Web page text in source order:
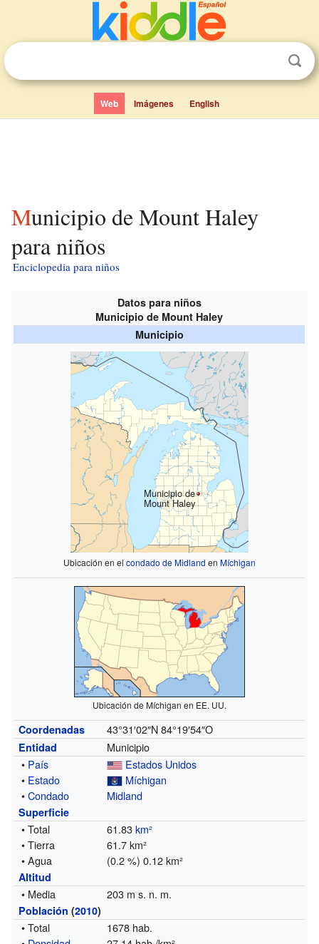
Web Imágenes English
Municipio de Mount Haley
para niños
Enciclopedia para niños
Datos para niños
Municipio de Mount Haley
Municipio
Municipio de
Mount Haley
Ubicación en el condado de Midland en Míchigan
Ubicación de Míchigan en EE. UU.
Coordenadas 43°31′02″N 84°19′54″O
Entidad
Municipio
• País
Estados Unidos
• Estado
Míchigan
•Condado Midland
Superficie
• Total 61.83km²
• Tierra
61.7 km²
• Agua
(0.2 %) 0.12 km²
Altitud
• Media 203 m s. n. m.
Población (2010)
• Total
1678 hab.